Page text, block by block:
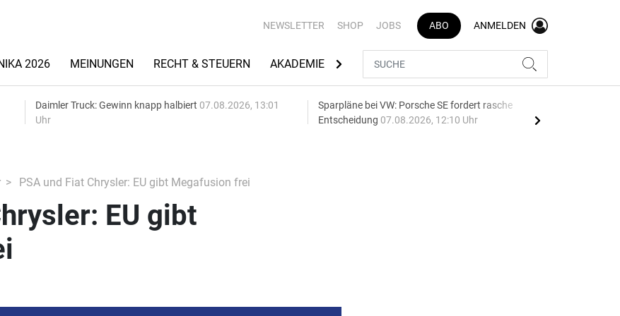
NEWSLETTER SHOP JOBS ABO ANMELDEN
2026 MEINUNGEN RECHT & STEUERN AKADEMIE AUTOMARKEN
Daimler Truck: Gewinn knapp halbiert 07.08.2026, 13:01
Uhr
Sparpläne bei VW: Porsche SE fordert rasche
Entscheidung 07.08.2026, 12:10 Uhr
PSA und Fiat Chrysler: EU gibt Megafusion frei
EU gibt